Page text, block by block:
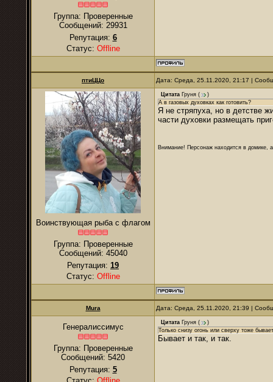
Группа: Проверенные
Сообщений: 29931
Репутация: 6
Статус: Offline
птиЦЦо Дата: Среда, 25.11.2020, 21:17 |
Воинствующая рыба с флагом
Группа: Проверенные
Сообщений: 45040
Репутация: 19
Статус: Offline
Цитата Груня (
)
А в газовых духовках как готовить?
Я не стряпуха, но в детстве
части духовки размещать
Внимание! Персонаж находится в домике,
Mura Дата: Среда, 25.11.2020, 21:39 |
Генералиссимус
Группа: Проверенные
Сообщений: 5420
Репутация: 5
Цитата Груня (
)
Только снизу огонь или сверху тоже
Бывает и так, и так.